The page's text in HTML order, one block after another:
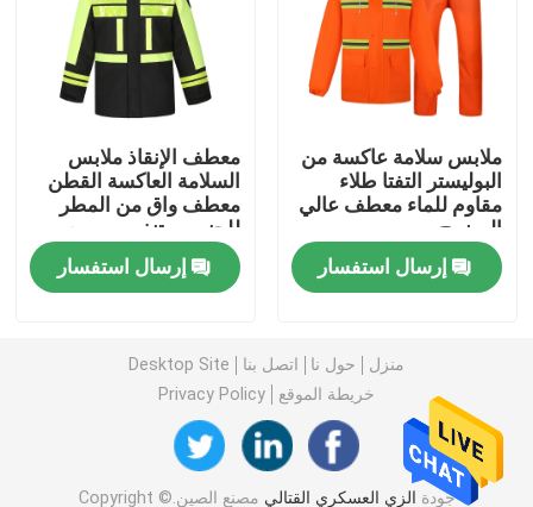
قمصان عسكرية تكتيكية
معطف الشتاء العسكري
حقيبة ظهر عسكرية تكتيكية
سترة عسكرية تكتيكية
أحذية اللباس العسكري
معدات التخييم العسكرية
ملابس سلامة عاكسة من
البوليستر التفتا طلاء
مقاوم للماء معطف عالي
الوضوح
إرسال استفسار
معطف الإنقاذ ملابس
السلامة العاكسة القطن
معطف واق من المطر
للجنسين تنفس سريع
الجفاف
إرسال استفسار
منزل حول نا اتصل بنا
Desktop Site
خريطة الموقع
Privacy Policy
جودة الزي العسكري القتالي مصنع الصين.Copyright ©